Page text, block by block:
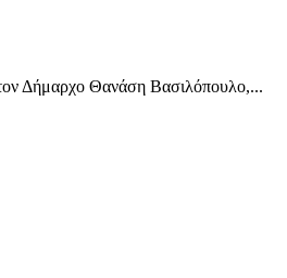
Δήμαρχο Θανάση Βασιλόπουλο,...